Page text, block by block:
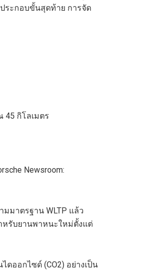
ระกอบขั้นสุดท้าย การจัด
45 กิโลเมตร
Newsroom:
มมาตรฐาน WLTP แล้ว
หรับยานพาหนะใหม่ตั้งแต่
ไดออกไซด์ (CO2) อย่างเป็น